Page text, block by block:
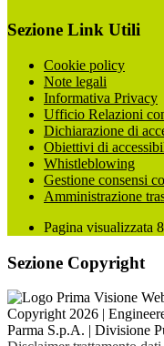
Sezione Link Utili
Cookie policy
Note legali
Informativa Privacy
Ufficio Relazioni
Dichiarazione di
Obiettivi di
Whistleblowing
Gestione consensi
Amministrazione
Pagina visualizzata
Sezione Copyright
Copyright 2026 |
Parma S.p.A. | Divisione